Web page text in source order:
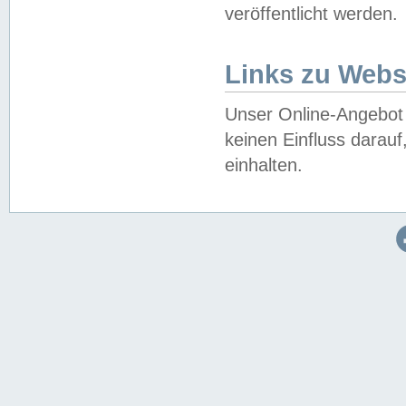
veröffentlicht werden.
Links zu
Unser Online-
keinen Einfluss
einhalten.